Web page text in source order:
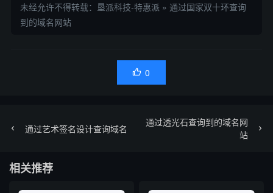
未经允许不得转载： 垦派科技-特惠派 » 通过国家双十环查询
到的域名网站
 0
通过艺术签名设计查询域名
通过透光石查询到的域名网
站
相关推荐